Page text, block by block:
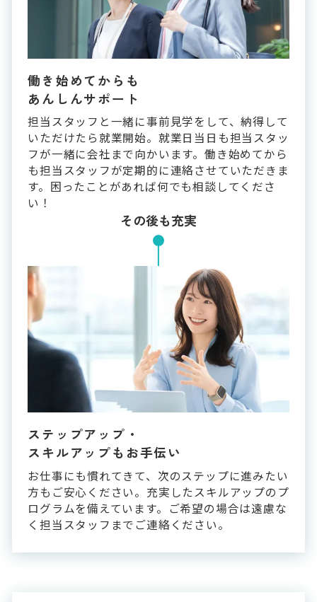
働き始めてからも
あんしんサポート
担当スタッフと一緒に事前見学をして、納得して
いただけたら就業開始。就業日当日も担当スタッ
フが一緒に会社まで向かいます。働き始めてから
も担当スタッフが定期的に連絡させていただきま
す。困ったことがあれば何でも相談してくださ
い！
その後も充実
ステップアップ・
スキルアップもお手伝い
お仕事にも慣れてきて、次のステップに進みたい
方もご安心ください。充実したスキルアップのプ
ログラムを備えています。ご希望の場合は遠慮な
く担当スタッフまでご連絡ください。